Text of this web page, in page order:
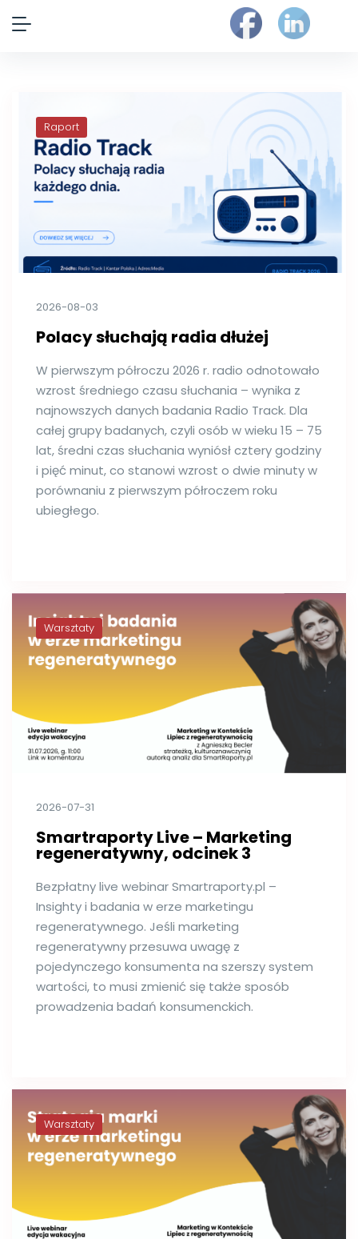
Raport
2026-08-03
Polacy słuchają radia dłużej
W pierwszym półroczu 2026 r. radio odnotowało
wzrost średniego czasu słuchania – wynika z
najnowszych danych badania Radio Track. Dla
całej grupy badanych, czyli osób w wieku 15 – 75
lat, średni czas słuchania wyniósł cztery godziny
i pięć minut, co stanowi wzrost o dwie minuty w
porównaniu z pierwszym półroczem roku
ubiegłego.
Warsztaty
2026-07-31
Smartraporty Live – Marketing
regeneratywny, odcinek 3
Bezpłatny live webinar Smartraporty.pl –
Insighty i badania w erze marketingu
regeneratywnego. Jeśli marketing
regeneratywny przesuwa uwagę z
pojedynczego konsumenta na szerszy system
wartości, to musi zmienić się także sposób
prowadzenia badań konsumenckich.
Warsztaty